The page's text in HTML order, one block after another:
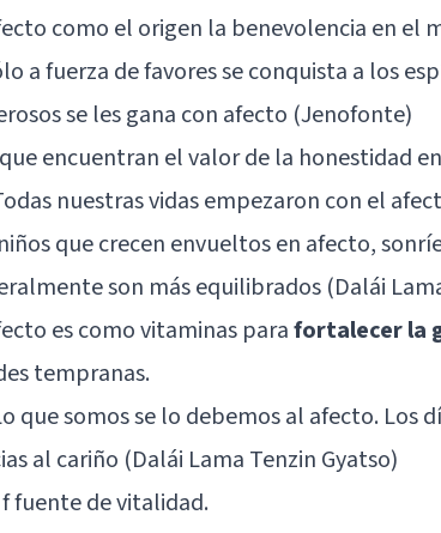
como el origen la benevolencia en el
a fuerza de favores se conquista a los
se les gana con afecto (Jenofonte)
encuentran el valor de la honestidad
nuestras vidas empezaron con el
que crecen envueltos en afecto,
son más equilibrados (Dalái
es como vitaminas parafortalecer la
tempranas.
que somos se lo debemos al afecto. Los
al cariño (Dalái Lama Tenzin Gyatso)
f fuente de vitalidad.